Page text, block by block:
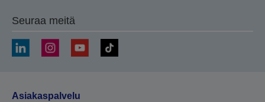
Seuraa meitä
Asiakaspalvelu